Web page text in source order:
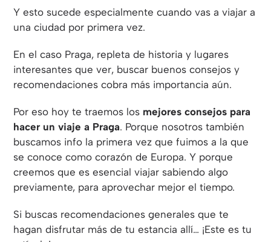
Y esto sucede especialmente cuando vas a viajar a
una ciudad por primera vez.
En el caso Praga, repleta de historia y lugares
interesantes que ver, buscar buenos consejos y
recomendaciones cobra más importancia aún.
Por eso hoy te traemos los mejores consejos para
hacer un viaje a Praga. Porque nosotros también
buscamos info la primera vez que fuimos a la que
se conoce como corazón de Europa. Y porque
creemos que es esencial viajar sabiendo algo
previamente, para aprovechar mejor el tiempo.
Si buscas recomendaciones generales que te
hagan disfrutar más de tu estancia allí… ¡Este es tu